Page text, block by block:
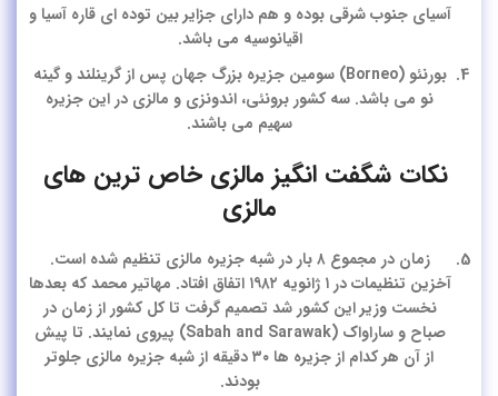
آسیای جنوب شرقی بوده و هم دارای جزایر بین توده ای قاره آسیا و
اقیانوسیه می باشد.
بورنئو (Borneo) سومین جزیره بزرگ جهان پس از گرینلند و گینه
نو می باشد. سه کشور برونئی، اندونزی و مالزی در این جزیره
سهیم می باشند.
نکات شگفت انگیز مالزی خاص ترین های
مالزی
زمان در مجموع ۸ بار در شبه جزیره مالزی تنظیم شده است.
آخزین تنظیمات در ۱ ژانویه ۱۹۸۲ اتفاق افتاد. مهاتیر محمد که بعدها
نخست وزیر این کشور شد تصمیم گرفت تا کل کشور از زمان در
صباح و ساراواک (Sabah and Sarawak) پیروی نمایند. تا پیش
از آن هر کدام از جزیره ها ۳۰ دقیقه از شبه جزیره مالزی جلوتر
بودند.